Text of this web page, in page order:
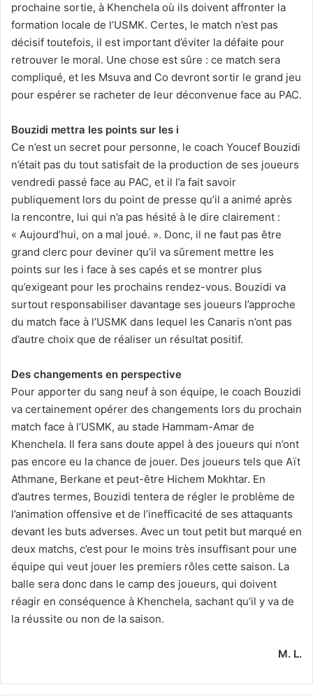
prochaine sortie, à Khenchela où ils doivent affronter la
formation locale de l’USMK. Certes, le match n’est pas
décisif toutefois, il est important d’éviter la défaite pour
retrouver le moral. Une chose est sûre : ce match sera
compliqué, et les Msuva and Co devront sortir le grand jeu
pour espérer se racheter de leur déconvenue face au PAC.
Bouzidi mettra les points sur les i
Ce n’est un secret pour personne, le coach Youcef Bouzidi
n’était pas du tout satisfait de la production de ses joueurs
vendredi passé face au PAC, et il l’a fait savoir
publiquement lors du point de presse qu’il a animé après
la rencontre, lui qui n’a pas hésité à le dire clairement :
« Aujourd’hui, on a mal joué. ». Donc, il ne faut pas être
grand clerc pour deviner qu’il va sûrement mettre les
points sur les i face à ses capés et se montrer plus
qu’exigeant pour les prochains rendez-vous. Bouzidi va
surtout responsabiliser davantage ses joueurs l’approche
du match face à l’USMK dans lequel les Canaris n’ont pas
d’autre choix que de réaliser un résultat positif.
Des changements en perspective
Pour apporter du sang neuf à son équipe, le coach Bouzidi
va certainement opérer des changements lors du prochain
match face à l’USMK, au stade Hammam-Amar de
Khenchela. Il fera sans doute appel à des joueurs qui n’ont
pas encore eu la chance de jouer. Des joueurs tels que Aït
Athmane, Berkane et peut-être Hichem Mokhtar. En
d’autres termes, Bouzidi tentera de régler le problème de
l’animation offensive et de l’inefficacité de ses attaquants
devant les buts adverses. Avec un tout petit but marqué en
deux matchs, c’est pour le moins très insuffisant pour une
équipe qui veut jouer les premiers rôles cette saison. La
balle sera donc dans le camp des joueurs, qui doivent
réagir en conséquence à Khenchela, sachant qu’il y va de
la réussite ou non de la saison.
M. L.